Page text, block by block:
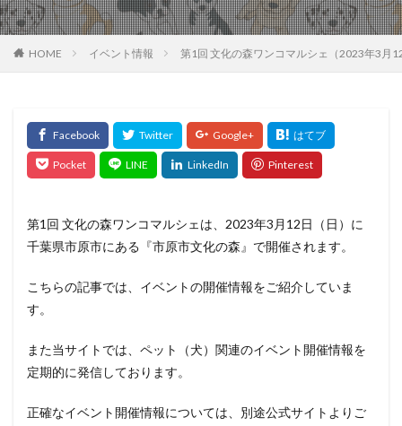
HOME イベント情報 第1回 文化の森ワンコマルシェ（2023年3月
第1回 文化の森ワンコマルシェは、2023年3月12日（日）に
千葉県市原市にある『市原市文化の森』で開催されます。
こちらの記事では、イベントの開催情報をご紹介していま
す。
また当サイトでは、ペット（犬）関連のイベント開催情報を
定期的に発信しております。
正確なイベント開催情報については、別途公式サイトよりご